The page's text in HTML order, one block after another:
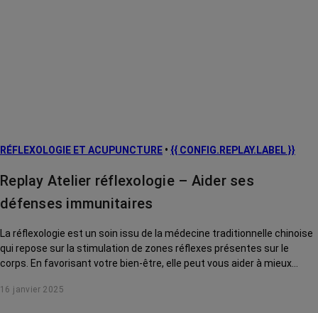
RÉFLEXOLOGIE ET ACUPUNCTURE • {{ CONFIG.REPLAY.LABEL }}
Replay Atelier réflexologie – Aider ses
défenses immunitaires
La réflexologie est un soin issu de la médecine traditionnelle chinoise
qui repose sur la stimulation de zones réflexes présentes sur le
corps. En favorisant votre bien-être, elle peut vous aider à mieux
Aujourd’hui, nous verrons comment elle pourrait aider notre système
16 janvier 2025